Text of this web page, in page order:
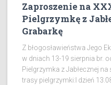
Zaproszenie na
Pielgrzymkę z
Grabarkę
Z błogosławieństwa Jego
w dniach 13-19 sierpnia br.
Pielgrzymka z Jabłecznej
trasy pielgrzymki:I dzień